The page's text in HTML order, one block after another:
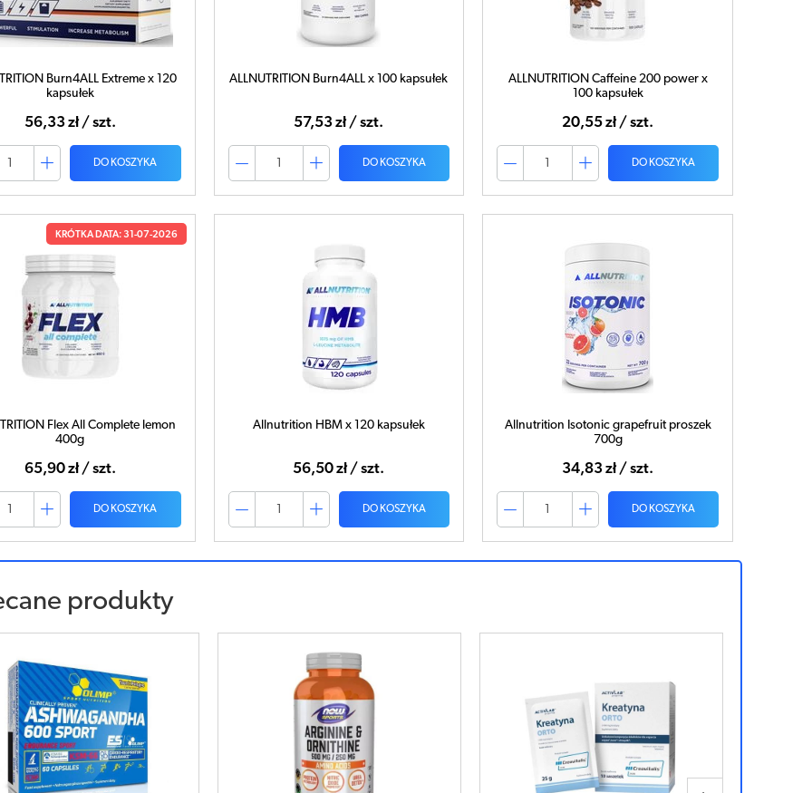
Burn4ALL Extreme x 120
kapsułek
56,33 zł / szt.
DO KOSZYKA
ALLNUTRITION Burn4ALL x 100 kapsułek
57,53 zł / szt.
DO KOSZYKA
ALLNUTRITION Caffeine 200 power x
100 kapsułek
20,55 zł / szt.
DO KOSZYKA
KRÓTKA DATA: 31-07-2026
Flex All Complete lemon
400g
65,90 zł / szt.
DO KOSZYKA
Allnutrition HBM x 120 kapsułek
56,50 zł / szt.
DO KOSZYKA
Allnutrition Isotonic grapefruit proszek
700g
34,83 zł / szt.
DO KOSZYKA
produkty